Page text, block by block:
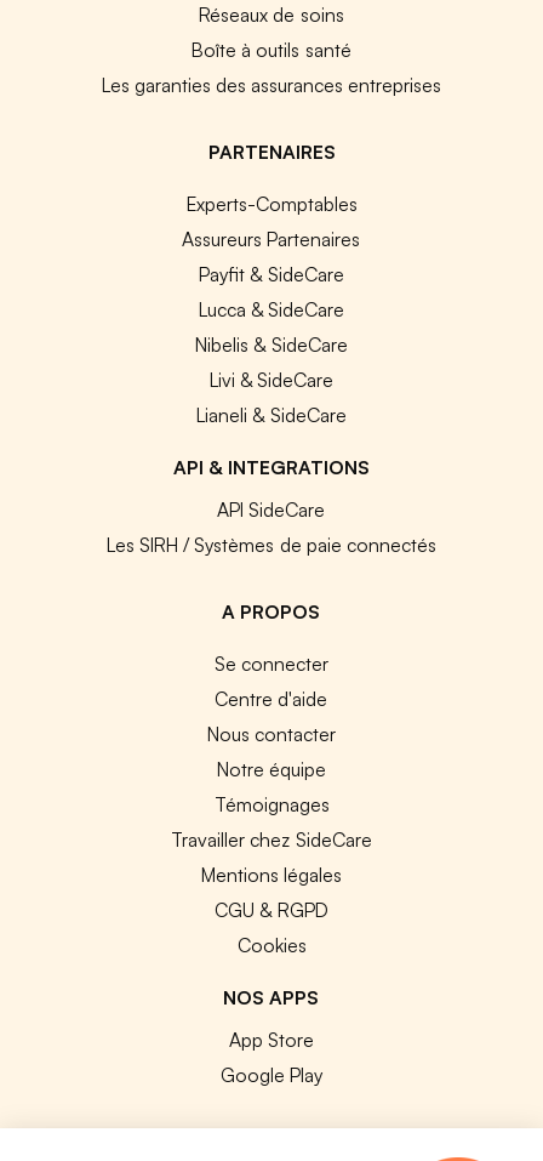
Réseaux de soins
Boîte à outils santé
Les garanties des assurances entreprises
PARTENAIRES
Experts-Comptables
Assureurs Partenaires
Payfit & SideCare
Lucca & SideCare
Nibelis & SideCare
Livi & SideCare
Lianeli & SideCare
API & INTEGRATIONS
API SideCare
Les SIRH / Systèmes de paie connectés
A PROPOS
Se connecter
Centre d'aide
Nous contacter
Notre équipe
Témoignages
Travailler chez SideCare
Mentions légales
CGU & RGPD
Cookies
NOS APPS
App Store
Google Play